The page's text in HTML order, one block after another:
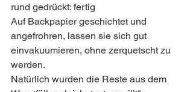
rund gedrückt: fertig
Auf Backpapier geschichtet und
angefrohren, lassen sie sich gut
einvakuumieren, ohne zerquetscht zu
werden.
Natürlich wurden die Reste aus dem